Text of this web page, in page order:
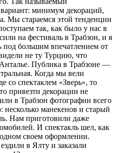
минимум декораций,
Мы стараемся этой тенденции
так, как было у нас в
на фестиваль в Трабзон, и я
под большим впечатлением от
не ту Турцию, что
Публика в Трабзоне —
Когда мы вели
со спектаклем «Зверь», то
привезти декорации не
в Трабзон фотографии всего
несколько манекенов и старый
Нам приготовили даже
И спектакль шел, как
своем оформлении.
в Ялту и заказали